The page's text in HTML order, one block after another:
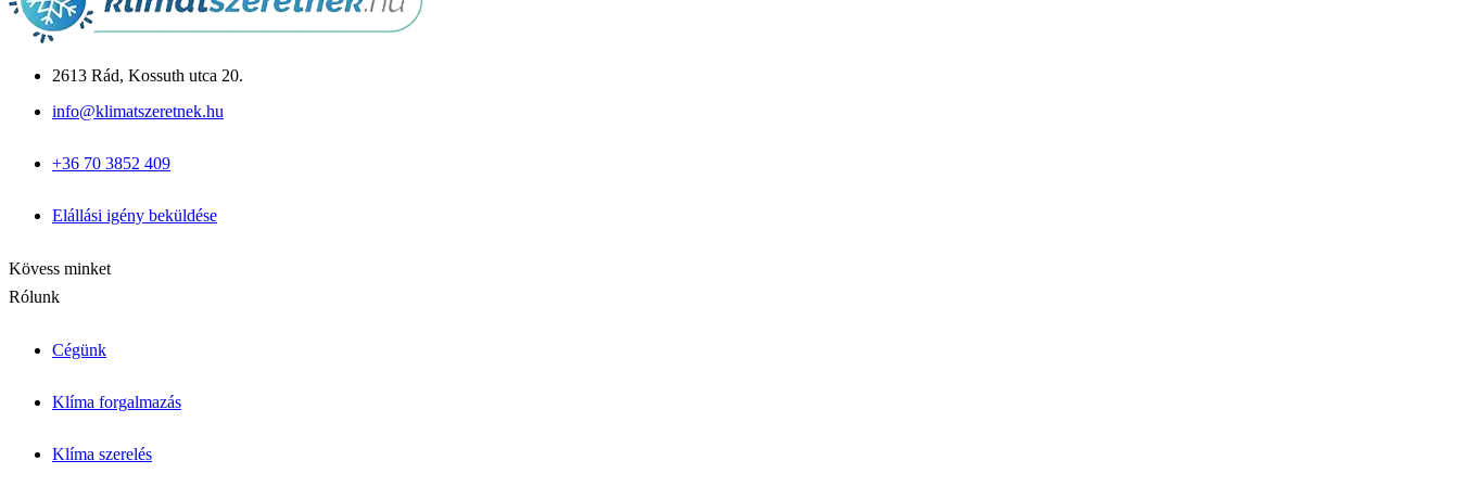
2613 Rád, Kossuth utca 20.
info@klimatszeretnek.hu
+36 70 3852 409
Elállási igény beküldése
Kövess minket
Rólunk
Cégünk
Klíma forgalmazás
Klíma szerelés